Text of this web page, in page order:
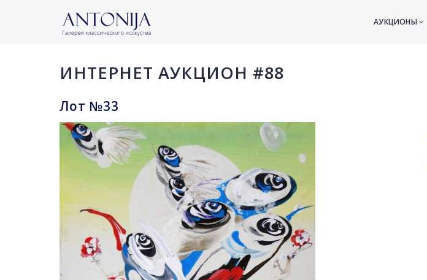
АУКЦИОНЫ
ИНТЕРНЕТ АУКЦИОН #88
Лот №33